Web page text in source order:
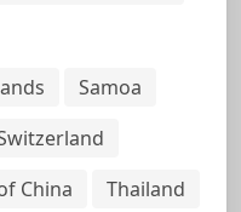
Samoa
China
Thailand